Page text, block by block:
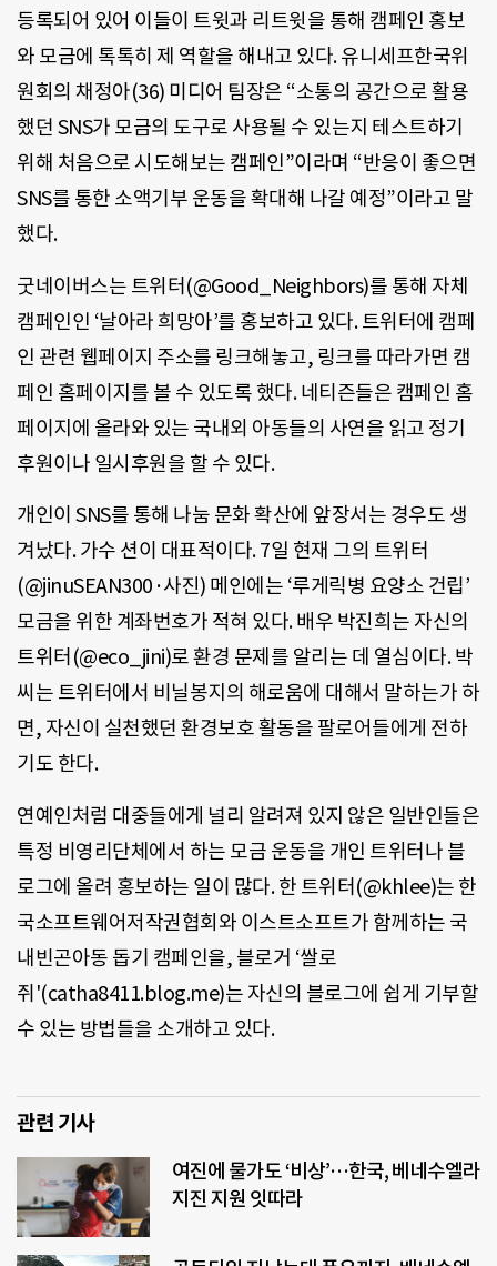
등록되어 있어 이들이 트윗과 리트윗을 통해 캠페인 홍보
와 모금에 톡톡히 제 역할을 해내고 있다. 유니세프한국위
원회의 채정아(36) 미디어 팀장은 “소통의 공간으로 활용
했던 SNS가 모금의 도구로 사용될 수 있는지 테스트하기
위해 처음으로 시도해보는 캠페인”이라며 “반응이 좋으면
SNS를 통한 소액기부 운동을 확대해 나갈 예정”이라고 말
했다.
굿네이버스는 트위터(@Good_Neighbors)를 통해 자체
캠페인인 ‘날아라 희망아’를 홍보하고 있다. 트위터에 캠페
인 관련 웹페이지 주소를 링크해놓고, 링크를 따라가면 캠
페인 홈페이지를 볼 수 있도록 했다. 네티즌들은 캠페인 홈
페이지에 올라와 있는 국내외 아동들의 사연을 읽고 정기
후원이나 일시후원을 할 수 있다.
개인이 SNS를 통해 나눔 문화 확산에 앞장서는 경우도 생
겨났다. 가수 션이 대표적이다. 7일 현재 그의 트위터
(@jinuSEAN300·사진) 메인에는 ‘루게릭병 요양소 건립’
모금을 위한 계좌번호가 적혀 있다. 배우 박진희는 자신의
트위터(@eco_jini)로 환경 문제를 알리는 데 열심이다. 박
씨는 트위터에서 비닐봉지의 해로움에 대해서 말하는가 하
면, 자신이 실천했던 환경보호 활동을 팔로어들에게 전하
기도 한다.
연예인처럼 대중들에게 널리 알려져 있지 않은 일반인들은
특정 비영리단체에서 하는 모금 운동을 개인 트위터나 블
로그에 올려 홍보하는 일이 많다. 한 트위터(@khlee)는 한
국소프트웨어저작권협회와 이스트소프트가 함께하는 국
내빈곤아동 돕기 캠페인을, 블로거 ‘쌀로
쥐'(catha8411.blog.me)는 자신의 블로그에 쉽게 기부할
수 있는 방법들을 소개하고 있다.
관련 기사
여진에 물가도 ‘비상’…한국, 베네수엘라
지진 지원 잇따라